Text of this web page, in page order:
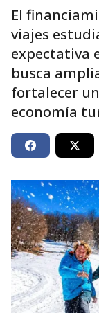
El
viajes
expectativa
busca
fortalecer
economía